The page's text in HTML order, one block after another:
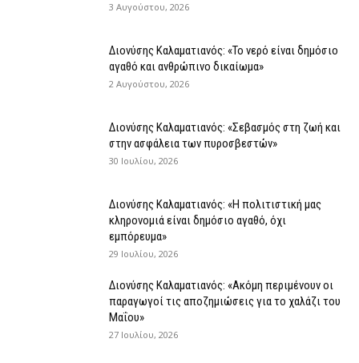
3 Αυγούστου, 2026
Διονύσης Καλαματιανός: «Το νερό είναι δημόσιο
αγαθό και ανθρώπινο δικαίωμα»
2 Αυγούστου, 2026
Διονύσης Καλαματιανός: «Σεβασμός στη ζωή και
στην ασφάλεια των πυροσβεστών»
30 Ιουλίου, 2026
Διονύσης Καλαματιανός: «Η πολιτιστική μας
κληρονομιά είναι δημόσιο αγαθό, όχι
εμπόρευμα»
29 Ιουλίου, 2026
Διονύσης Καλαματιανός: «Ακόμη περιμένουν οι
παραγωγοί τις αποζημιώσεις για το χαλάζι του
Μαΐου»
27 Ιουλίου, 2026